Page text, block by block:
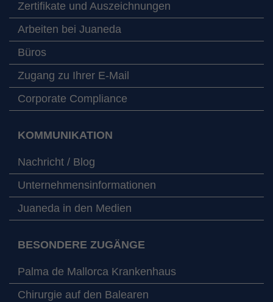
Zertifikate und Auszeichnungen
Arbeiten bei Juaneda
Büros
Zugang zu Ihrer E-Mail
Corporate Compliance
KOMMUNIKATION
Nachricht / Blog
Unternehmensinformationen
Juaneda in den Medien
BESONDERE ZUGÄNGE
Palma de Mallorca Krankenhaus
Chirurgie auf den Balearen